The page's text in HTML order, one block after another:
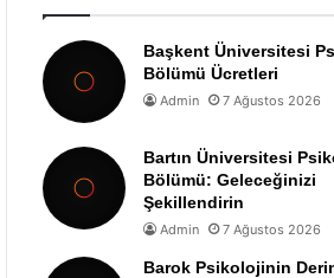
Başkent Üniversitesi
Bölümü Ücretleri
Admin 7 Ağustos 2026
Bartın Üniversitesi
Bölümü: Geleceğinizi
Şekillendirin
Admin 7 Ağustos 2026
Barok Psikolojinin